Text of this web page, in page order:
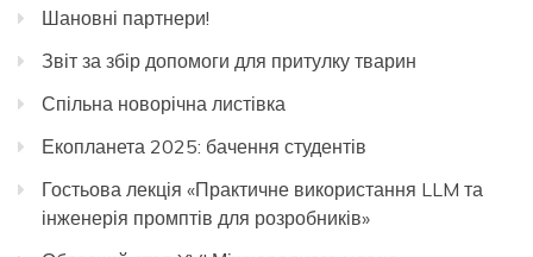
Шановні партнери!
Звіт за збір допомоги для притулку тварин
Спільна новорічна листівка
Екопланета 2025: бачення студентів
Гостьова лекція «Практичне використання LLM та
інженерія промптів для розробників»